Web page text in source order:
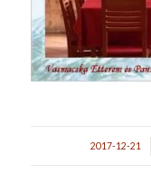
2017-12-21
/